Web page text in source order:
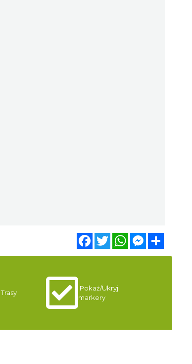
FacebookTwitterWhatsAppMessenger
Trasy
Pokaż/Ukryj
markery